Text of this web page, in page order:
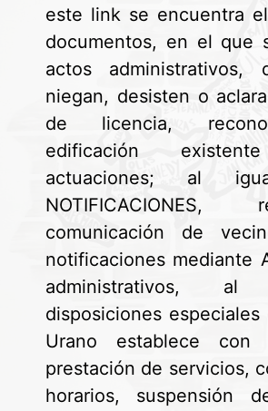
este link se encuentra
documentos, en el que
actos administrativos,
niegan, desisten o
de licencia,
edificación
actuaciones; al
comunicación de
notificaciones mediante
administrativos,
disposiciones
Urano establece
prestación de servicios,
horarios, suspensión